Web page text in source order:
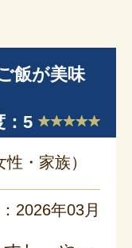
飯が美味
：5
性・家族）
2026年03月